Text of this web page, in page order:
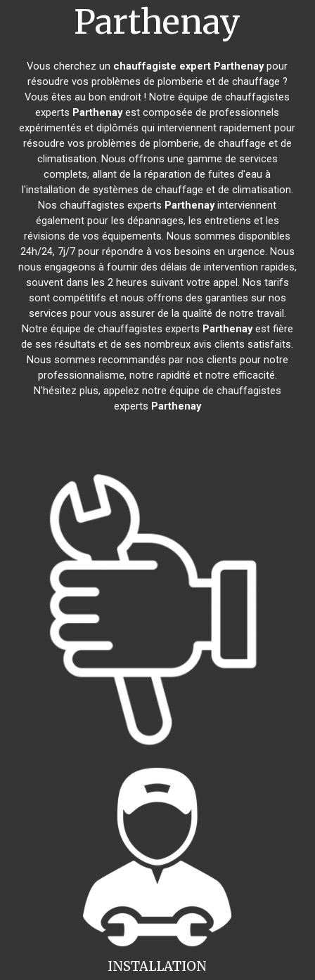
Parthenay
Vous cherchez un chauffagiste expert Parthenaypour
résoudre vos problèmes de plomberie et de chauffage ?
Vous êtes au bon endroit ! Notre équipe de chauffagistes
experts Parthenayest composée de professionnels
expérimentés et diplômés qui interviennent rapidement pour
résoudre vos problèmes de plomberie, de chauffage et de
climatisation. Nous offrons une gamme de services
complets, allant de la réparation de fuites d'eau à
l'installation de systèmes de chauffage et de climatisation.
Nos chauffagistes experts Parthenayinterviennent
également pour les dépannages, les entretiens et les
révisions de vos équipements. Nous sommes disponibles
24h/24, 7j/7 pour répondre à vos besoins en urgence. Nous
nous engageons à fournir des délais de intervention rapides,
souvent dans les 2 heures suivant votre appel. Nos tarifs
sont compétitifs et nous offrons des garanties sur nos
services pour vous assurer de la qualité de notre travail.
Notre équipe de chauffagistes experts Parthenayest fière
de ses résultats et de ses nombreux avis clients satisfaits.
Nous sommes recommandés par nos clients pour notre
professionnalisme, notre rapidité et notre efficacité.
N'hésitez plus, appelez notre équipe de chauffagistes
experts Parthenay
INSTALLATION